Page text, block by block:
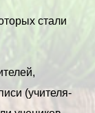
стали
(учителя-